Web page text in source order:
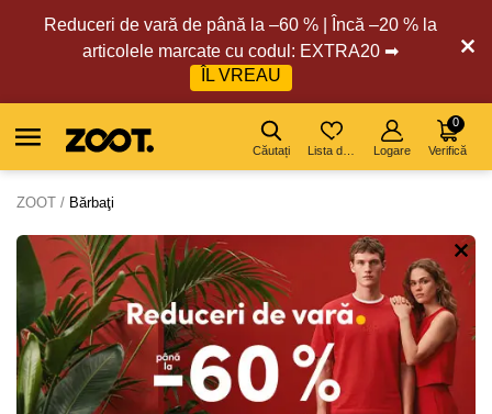
Reduceri de vară de până la –60 % | Încă –20 % la
articolele marcate cu codul: EXTRA20 ➡
ÎL VREAU
Căutați Logare Verifică
0
ZOOT Bărbaţi